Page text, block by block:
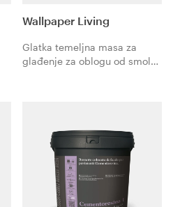
Wallpaper Living
Glatka temeljna masa za
glađenje za oblogu od smole